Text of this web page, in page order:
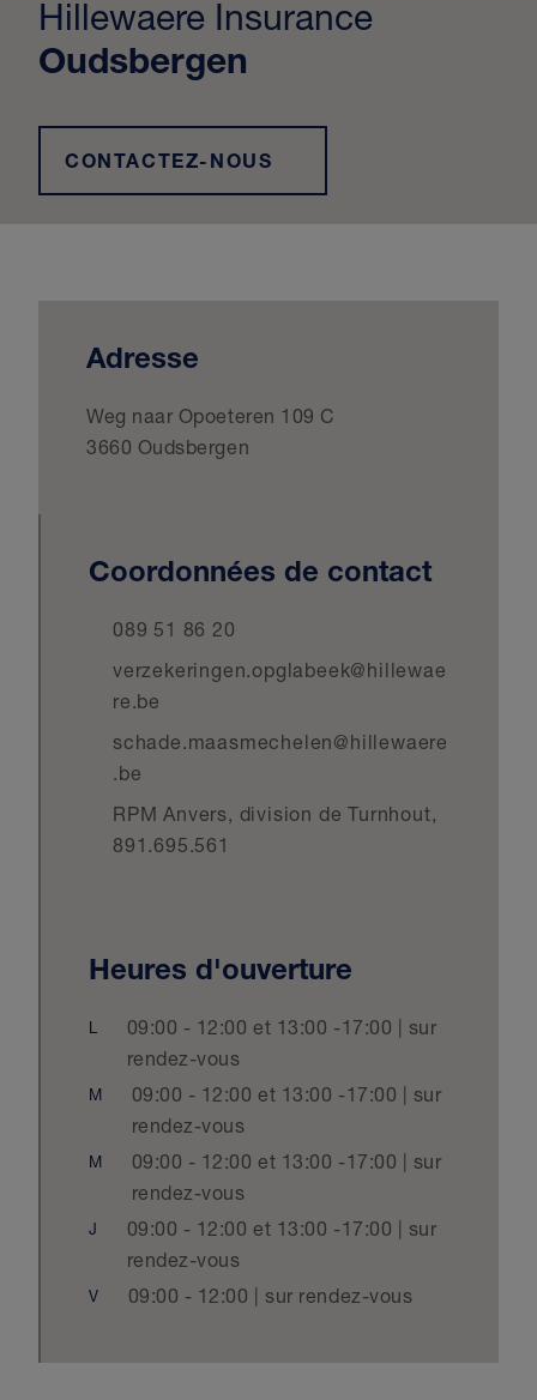
Hillewaere Insurance
Oudsbergen
CONTACTEZ-NOUS
Adresse
Weg naar Opoeteren 109 C
3660 Oudsbergen
Coordonnées de contact
089 51 86 20
verzekeringen.opglabeek@hillewae
re.be
schade.maasmechelen@hillewaere
.be
RPM Anvers, division de Turnhout,
891.695.561
Heures d'ouverture
L
09:00 - 12:00 et 13:00 -17:00 | sur
rendez-vous
M
09:00 - 12:00 et 13:00 -17:00 | sur
rendez-vous
M
09:00 - 12:00 et 13:00 -17:00 | sur
rendez-vous
J
09:00 - 12:00 et 13:00 -17:00 | sur
rendez-vous
V 09:00 - 12:00 | sur rendez-vous